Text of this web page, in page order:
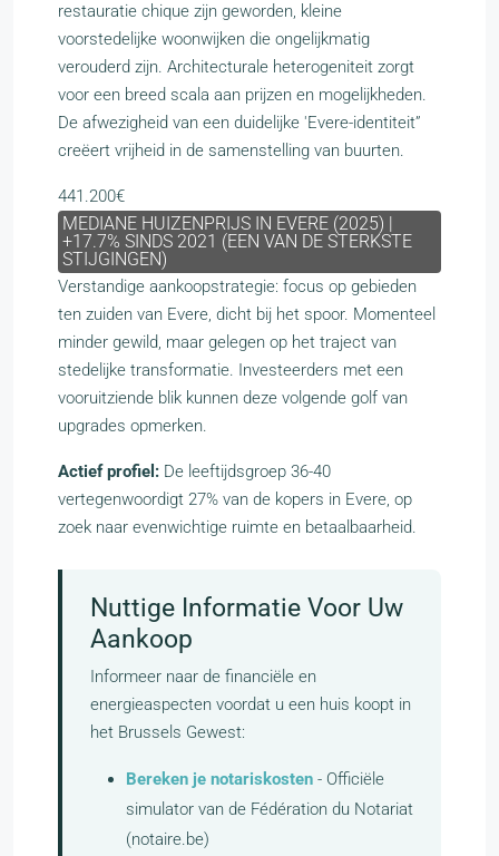
restauratie chique zijn geworden, kleine
voorstedelijke woonwijken die ongelijkmatig
verouderd zijn. Architecturale heterogeniteit zorgt
voor een breed scala aan prijzen en mogelijkheden.
De afwezigheid van een duidelijke 'Evere-identiteit”
creëert vrijheid in de samenstelling van buurten.
441.200€
MEDIANE HUIZENPRIJS IN EVERE (2025) |
+17.7% SINDS 2021 (EEN VAN DE STERKSTE
STIJGINGEN)
Verstandige aankoopstrategie: focus op gebieden
ten zuiden van Evere, dicht bij het spoor. Momenteel
minder gewild, maar gelegen op het traject van
stedelijke transformatie. Investeerders met een
vooruitziende blik kunnen deze volgende golf van
upgrades opmerken.
Actief profiel: De leeftijdsgroep 36-40
vertegenwoordigt 27% van de kopers in Evere, op
zoek naar evenwichtige ruimte en betaalbaarheid.
Nuttige Informatie Voor Uw
Aankoop
Informeer naar de financiële en
energieaspecten voordat u een huis koopt in
het Brussels Gewest:
Bereken je notariskosten - Officiële
simulator van de Fédération du Notariat
(notaire.be)